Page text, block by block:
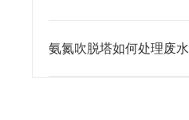
氨氮吹脱塔如何处理废水